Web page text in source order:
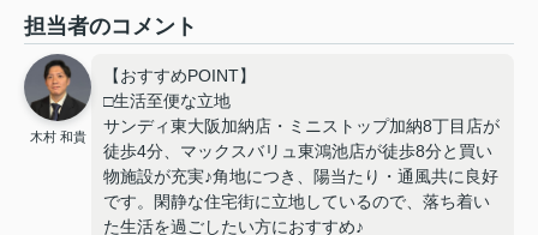
担当者のコメント
木村 和貴
【おすすめPOINT】
□生活至便な立地
サンディ東大阪加納店・ミニストップ加納8丁目店が
徒歩4分、マックスバリュ東鴻池店が徒歩8分と買い
物施設が充実♪角地につき、陽当たり・通風共に良好
です。閑静な住宅街に立地しているので、落ち着い
た生活を過ごしたい方におすすめ♪